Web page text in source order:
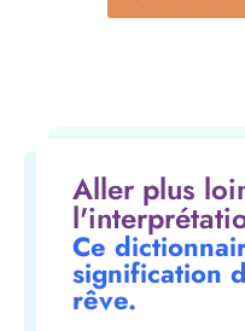
Aller plus
Ce
signification
rêve.